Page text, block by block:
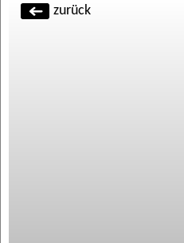
zurück